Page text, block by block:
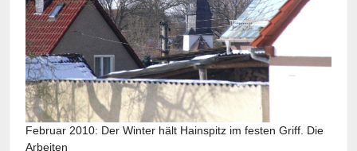
Februar 2010: Der Winter hält Hainspitz im festen Griff. Die
Arbeiten